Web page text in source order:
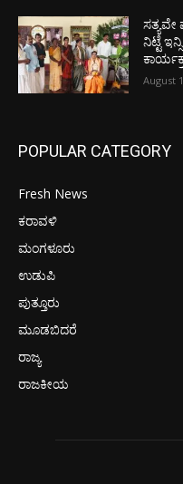
ನಿಟ್ಟೆ
August
POPULAR CATEGORY
Fresh News
ಕರಾವಳಿ
ಮಂಗಳೂರು
ಉಡುಪಿ
ಪುತ್ತೂರು
ಮೂಡಬಿದರೆ
ರಾಜ್ಯ
ರಾಜಕೀಯ